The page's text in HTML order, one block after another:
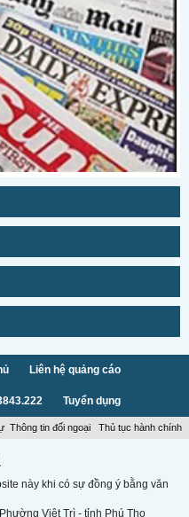
Liên hệ quảng cáo
Tuyển dụng
Thông tin đối ngoại Thủ tục hành chính
này khi có sự đồng ý bằng văn
Việt Trì - tỉnh Phú Thọ